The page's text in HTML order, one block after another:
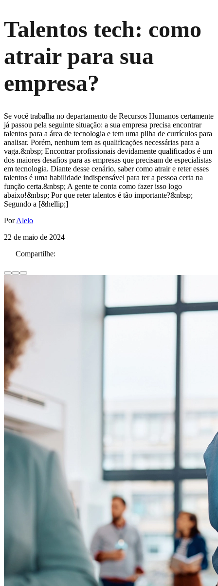
Talentos tech: como
atrair para sua
empresa?
Se você trabalha no departamento de Recursos Humanos certamente
já passou pela seguinte situação: a sua empresa precisa encontrar
talentos para a área de tecnologia e tem uma pilha de currículos para
analisar. Porém, nenhum tem as qualificações necessárias para a
vaga.&nbsp; Encontrar profissionais devidamente qualificados é um
dos maiores desafios para as empresas que precisam de especialistas
em tecnologia. Diante desse cenário, saber como atrair e reter esses
talentos é uma habilidade indispensável para ter a pessoa certa na
função certa.&nbsp; A gente te conta como fazer isso logo
abaixo!&nbsp; Por que reter talentos é tão importante?&nbsp;
Segundo a [&hellip;]
PorAlelo
22 de maio de 2024
Compartilhe: